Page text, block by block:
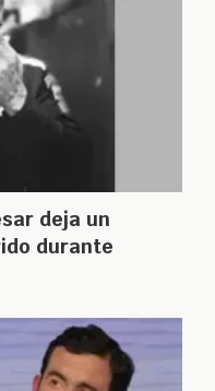
deja un
durante